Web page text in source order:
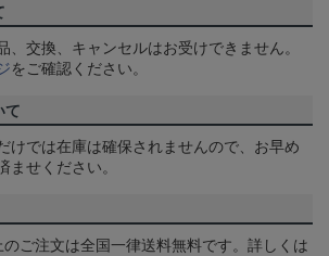
、交換、キャンセルはお受けできません。
をご確認ください。
て
けでは在庫は確保されませんので、お早め
ませください。
ご注文は全国一律送料無料です。詳しくは